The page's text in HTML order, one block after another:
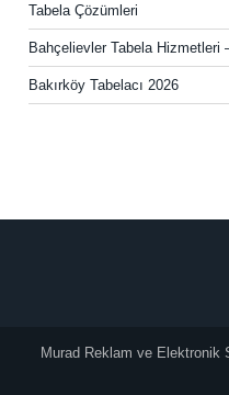
Tabela Çözümleri
Bahçelievler Tabela Hizmetleri
Bakırköy Tabelacı 2026
Murad Reklam ve Elektronik